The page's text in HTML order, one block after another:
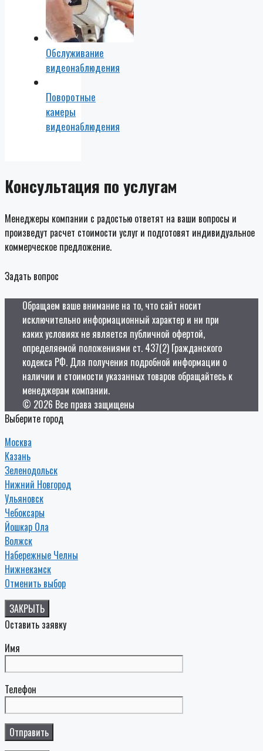
Обслуживание
видеонаблюдения
Поворотные
камеры
видеонаблюдения
Консультация по услугам
Менеджеры компании с радостью ответят на ваши вопросы и
произведут расчет стоимости услуг и подготовят индивидуальное
коммерческое предложение.
Задать вопрос
Обращаем ваше внимание на то, что сайт носит
исключительно информационный характер и ни при
каких условиях не является публичной офертой,
определяемой положениями ст. 437(2) Гражданского
кодекса РФ. Для получения подробной информации о
наличии и стоимости указанных товаров обращайтесь к
менеджерам компании.
© 2026 Все права защищены
Выберите город
Москва
Казань
Зеленодольск
Нижний Новгород
Ульяновск
Чебоксары
Йошкар Ола
Волжск
Набережные Челны
Нижнекамск
Отменить выбор
ЗАКРЫТЬ
Оставить заявку
Имя
Телефон